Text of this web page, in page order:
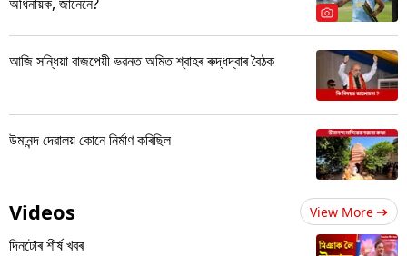
আজি সন্ধিয়া বাজপেয়ী ভৱনত অমিত শ্বাহৰ ৰুদ্ধদ্বাৰ বৈঠক
উমানন্দ দেৱালয় কোনে নিৰ্মাণ কৰিছিল
Videos View More
দিনটোৰ শীৰ্ষ খবৰ